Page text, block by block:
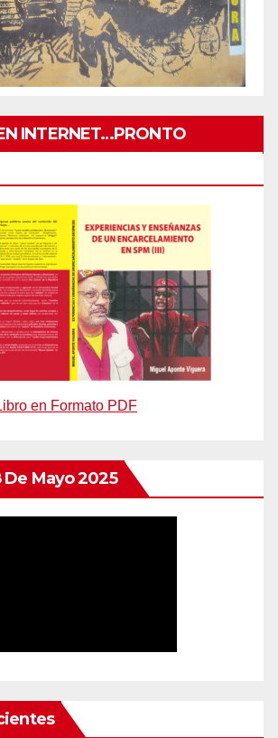
INTERNET…PRONTO
en Formato PDF
Mayo 2025